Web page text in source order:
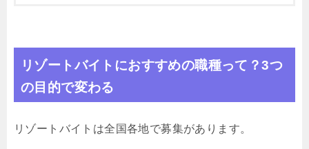
リゾートバイトにおすすめの職種って？3つ
の目的で変わる
リゾートバイトは全国各地で募集があります。